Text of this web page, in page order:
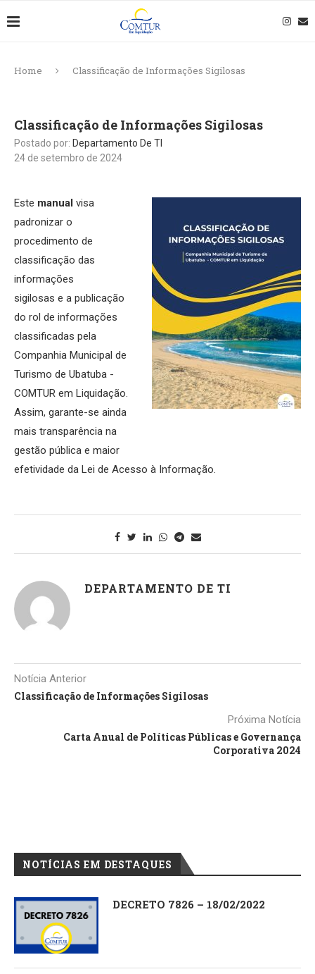
Home Classificação de Informações Sigilosas
Classificação de Informações Sigilosas
Postado por: Departamento De TI
24 de setembro de 2024
Este manual visa
padronizar o
procedimento de
classificação das
informações
sigilosas e a publicação
do rol de informações
classificadas pela
Companhia Municipal de
Turismo de Ubatuba -
COMTUR em Liquidação.
Assim, garante-se ainda
mais transparência na
gestão pública e maior
efetividade da Lei de Acesso à Informação.
DEPARTAMENTO DE TI
Notícia Anterior
Classificação de Informações Sigilosas
Próxima Notícia
Carta Anual de Políticas Públicas e Governança
Corporativa 2024
NOTÍCIAS EM DESTAQUES
DECRETO 7826 – 18/02/2022